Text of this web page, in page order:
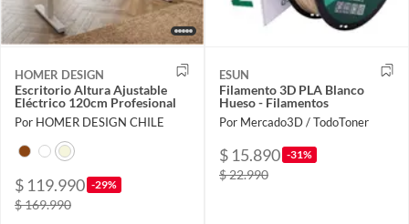
HOMER DESIGN
Escritorio Altura Ajustable
Eléctrico 120cm Profesional
Por HOMER DESIGN CHILE
$ 119.990 -29%
$ 169.990
ESUN
Filamento 3D PLA Blanco
Hueso - Filamentos
Por Mercado3D / TodoToner
$ 15.890 -31%
$ 22.990